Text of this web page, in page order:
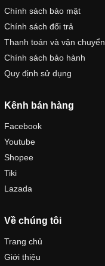
Chính sách bảo mật
Chính sách đổi trả
Thanh toán và vận chuyển
Chính sách bảo hành
Quy định sử dụng
Kênh bán hàng
Facebook
Youtube
Shopee
Tiki
Lazada
Về chúng tôi
Trang chủ
Giới thiệu